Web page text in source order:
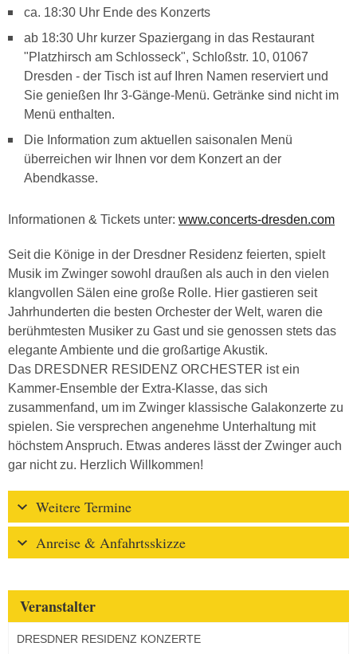
ca. 18:30 Uhr Ende des Konzerts
ab 18:30 Uhr kurzer Spaziergang in das Restaurant
"Platzhirsch am Schlosseck", Schloßstr. 10, 01067
Dresden - der Tisch ist auf Ihren Namen reserviert und
Sie genießen Ihr 3-Gänge-Menü. Getränke sind nicht im
Menü enthalten.
Die Information zum aktuellen saisonalen Menü
überreichen wir Ihnen vor dem Konzert an der
Abendkasse.
Informationen & Tickets unter: www.concerts-dresden.com
Seit die Könige in der Dresdner Residenz feierten, spielt
Musik im Zwinger sowohl draußen als auch in den vielen
klangvollen Sälen eine große Rolle. Hier gastieren seit
Jahrhunderten die besten Orchester der Welt, waren die
berühmtesten Musiker zu Gast und sie genossen stets das
elegante Ambiente und die großartige Akustik.
Das DRESDNER RESIDENZ ORCHESTER ist ein
Kammer-Ensemble der Extra-Klasse, das sich
zusammenfand, um im Zwinger klassische Galakonzerte zu
spielen. Sie versprechen angenehme Unterhaltung mit
höchstem Anspruch. Etwas anderes lässt der Zwinger auch
gar nicht zu. Herzlich Willkommen!
Weitere Termine
Anreise & Anfahrtsskizze
Veranstalter
DRESDNER RESIDENZ KONZERTE